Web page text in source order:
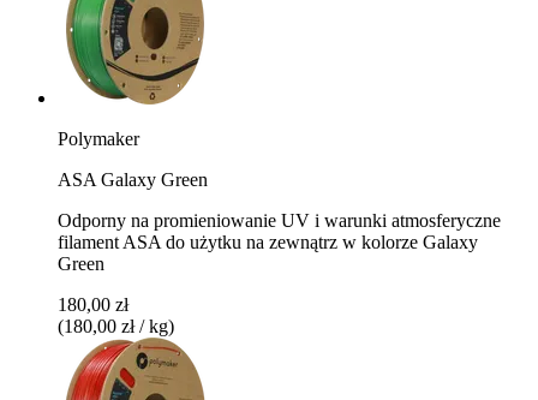
Polymaker
ASA Galaxy Green
Odporny na promieniowanie UV i warunki atmosferyczne
filament ASA do użytku na zewnątrz w kolorze Galaxy
Green
180,00 zł
(180,00 zł / kg)